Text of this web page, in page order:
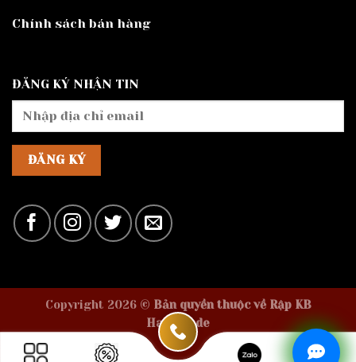
Chính sách bán hàng
ĐĂNG KÝ NHẬN TIN
Copyright 2026 © Bản quyền thuộc về Rập KB
Handmade